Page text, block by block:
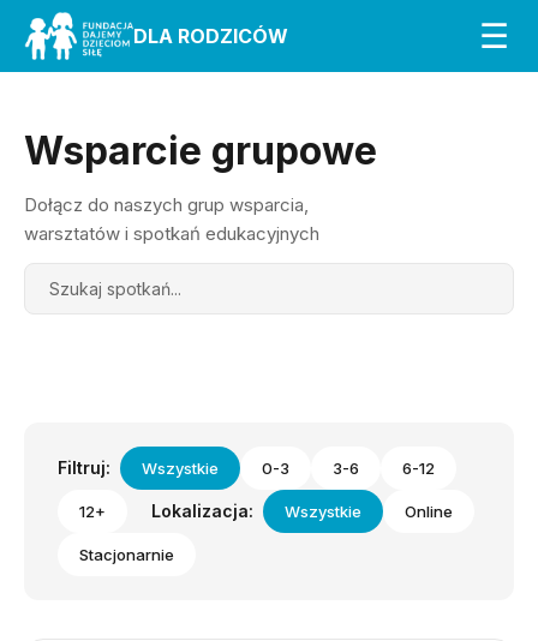
DLA RODZICÓW ☰
Wsparcie grupowe
Dołącz do naszych grup wsparcia,
warsztatów i spotkań edukacyjnych
Search
Filtruj: Wszystkie 0-3 3-6 6-12
12+ Lokalizacja: Wszystkie Online
Stacjonarnie